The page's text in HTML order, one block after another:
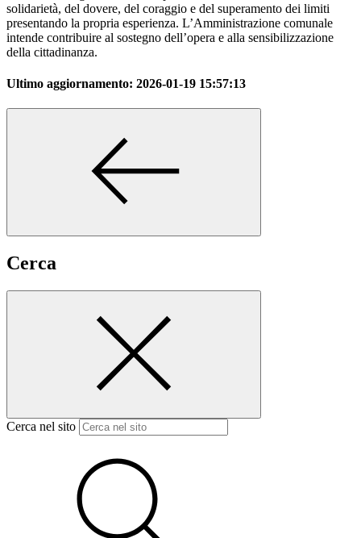
solidarietà, del dovere, del coraggio e del superamento dei limiti
presentando la propria esperienza. L’Amministrazione comunale
intende contribuire al sostegno dell’opera e alla sensibilizzazione
della cittadinanza.
Ultimo aggiornamento: 2026-01-19 15:57:13
Cerca
Cerca nel sito